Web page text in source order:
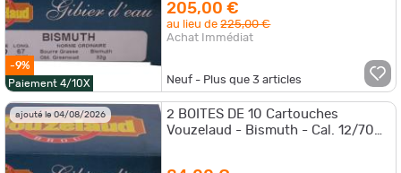
-9%
Paiement 4/10X
205,00 €
au lieu de225,00 €
Achat Immédiat
Neuf - Plus que3 articles
ajouté le 04/08/2026
2 BOITES DE 10 Cartouches
Vouzelaud - Bismuth - Cal. 12/70